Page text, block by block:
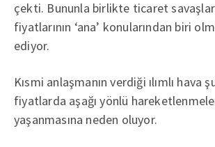
çekti. Bununla birlikte ticaret
fiyatlarının ‘ana’ konularından biri
ediyor.
Kısmi anlaşmanın verdiği ılımlı hava
fiyatlarda aşağı yönlü
yaşanmasına neden oluyor.